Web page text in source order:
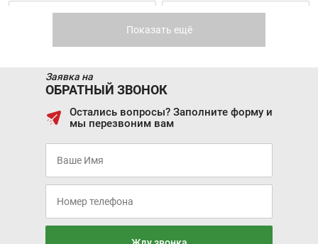
В кредит от:
30 410 ₽/мес.
Цена от:
2 418 820 ₽
В кредит от:
2 633 820 ₽
В кредит от:
DONGFENG DFSK IX5
1 499 820 ₽
В кредит от:
20 463 ₽/мес.
DONGFENG DFSK IX7
2 269 820 ₽
30 969 ₽/мес.
DONGFENG DFSK 500
AX7 PLUS
Показать ещё
Заявка на
ОБРАТНЫЙ ЗВОНОК
Остались вопросы? Заполните форму и
мы перезвоним вам